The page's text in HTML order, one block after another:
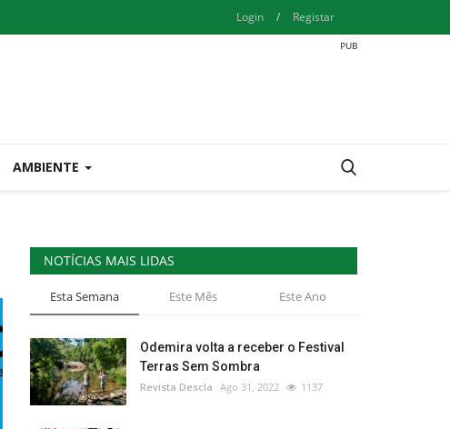
Login / Registar
AMBIENTE
NOTÍCIAS MAIS LIDAS
Esta Semana Este Mês Este Ano
Odemira volta a receber o Festival
Terras Sem Sombra
Revista Descla Ago 31, 2022 1137